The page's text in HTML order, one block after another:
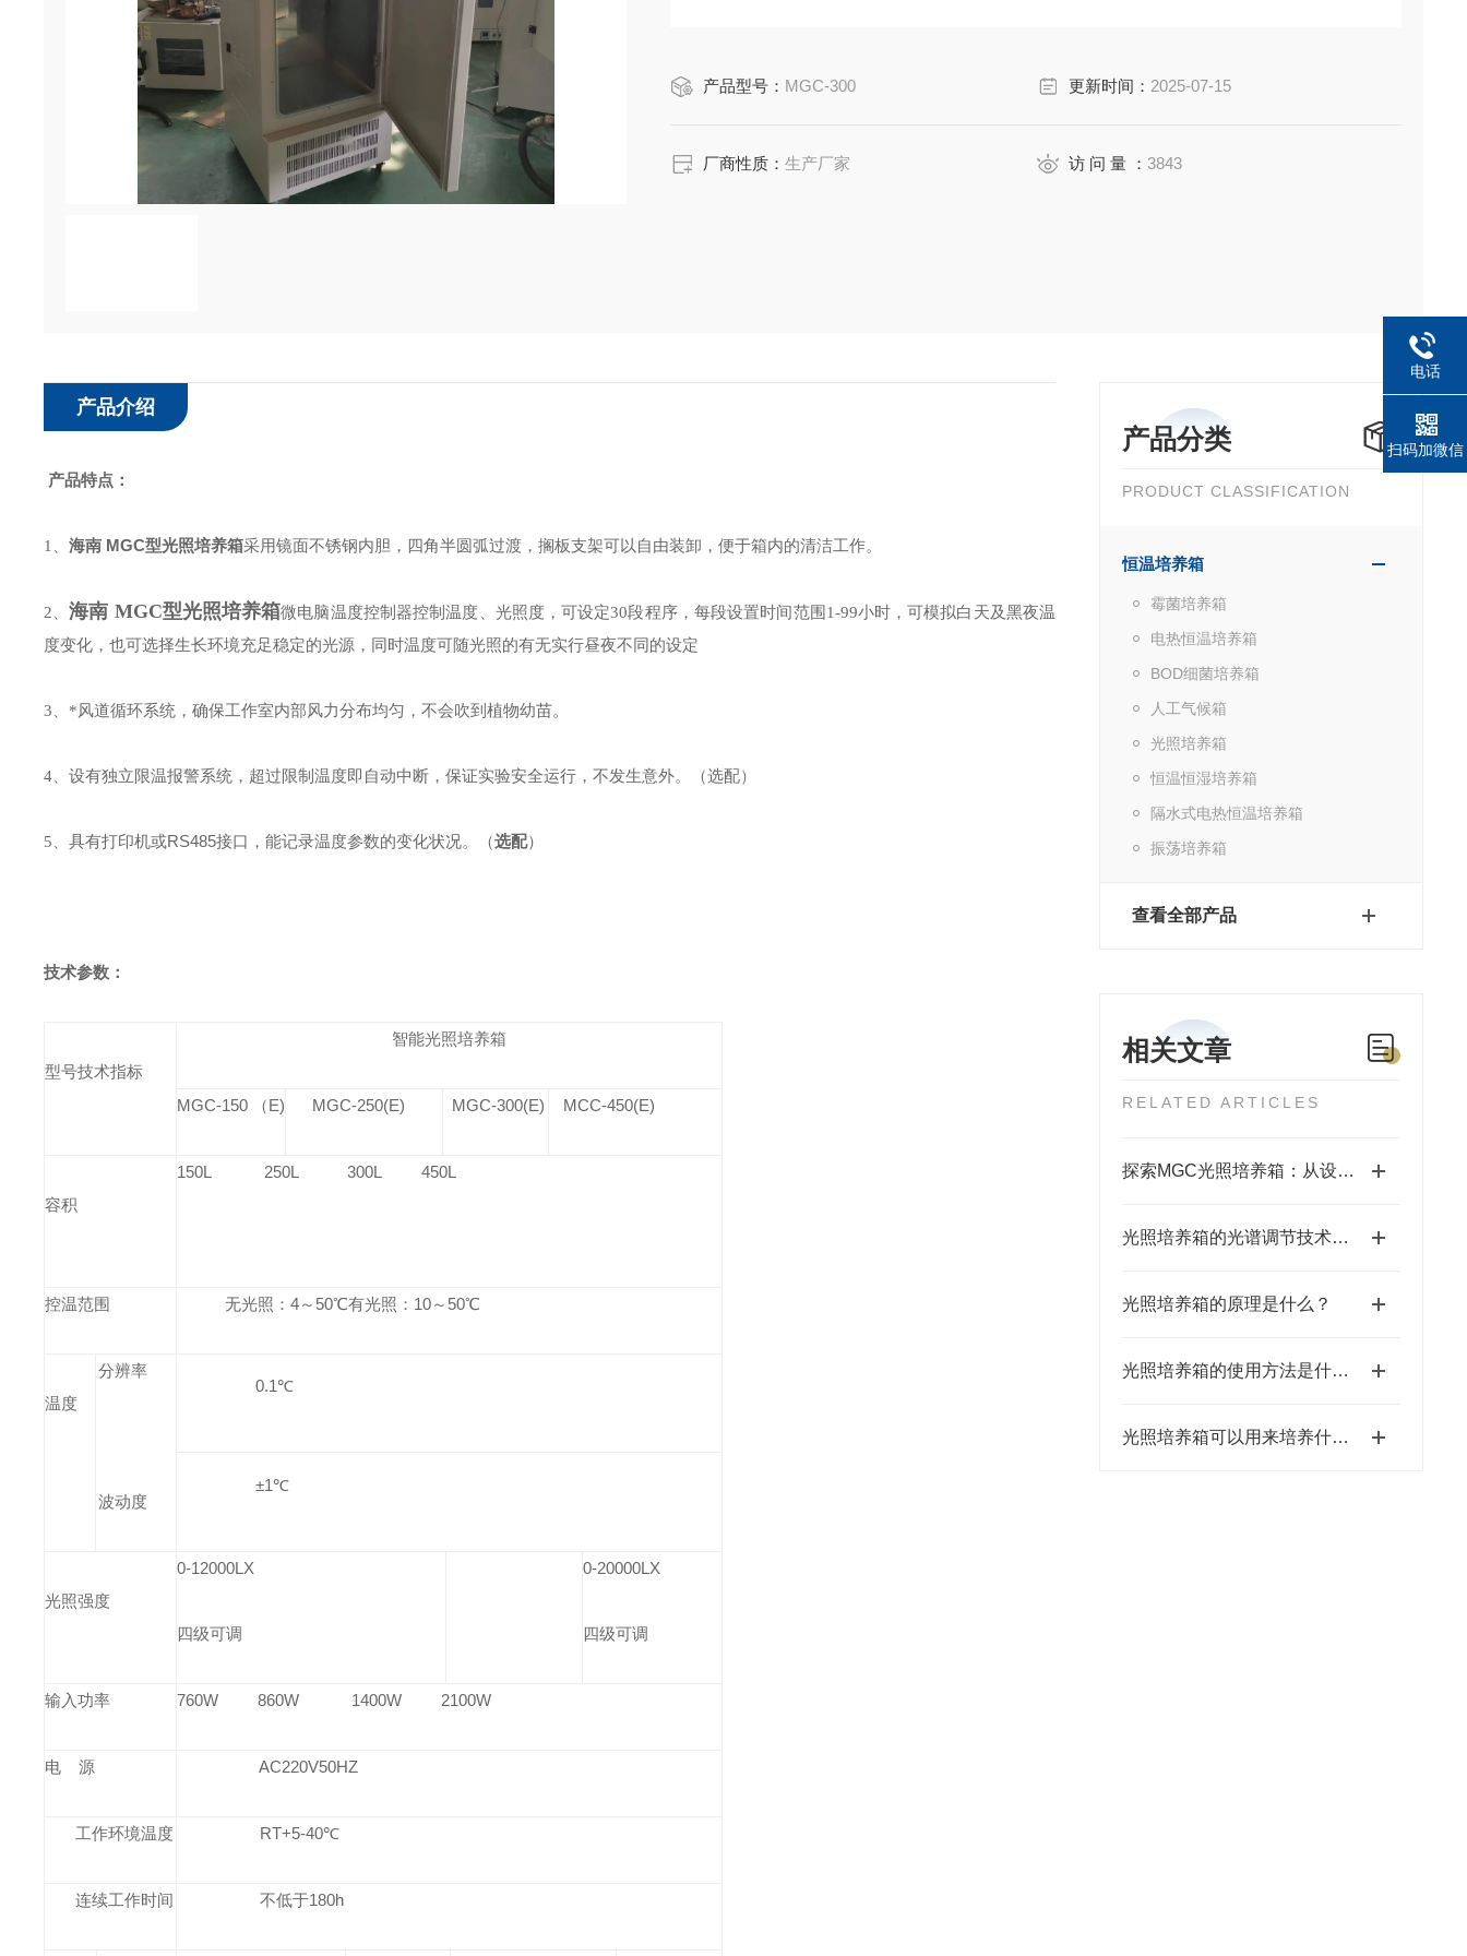
产品型号： MGC-300 更新时间： 2025-07-15
厂商性质：生产厂家 访 问 量 ：3843
产品分类
PRODUCT CLASSIFICATION
恒温培养箱
霉菌培养箱
电热恒温培养箱
BOD细菌培养箱
人工气候箱
光照培养箱
恒温恒湿培养箱
隔水式电热恒温培养箱
振荡培养箱
查看全部产品
相关文章
RELATED ARTICLES
探索MGC光照培养箱：从设计到应用的全面剖析
光照培养箱的光谱调节技术：实现精准光照管理
光照培养箱的原理是什么？
光照培养箱的使用方法是什么?
光照培养箱可以用来培养什么？
产品介绍
产品特点：
1 海南 MGC型光照培养箱采用镜面不锈钢内胆，四角半圆弧过渡 ，搁板支架可以自由装卸，便于箱内的清洁工作。
2、海南 MGC型光照培养箱微电脑温度控制器控制温度、光照度，可设定30段程序，每段设置时间范围 1-99小时，可模拟白天及黑夜温
度变化，也可选择生长环境充足稳定的光源，同时温度可随光照的有无实行昼夜不同的设定
3 、*风道循环系统，确保工作室内部风力分布均匀，不会吹到植物幼苗。
4 设有独立限温报警系统，超过限制温度即自动中断，保证实验安全运行，不发生意外。（选配）
5 具有打印机或RS485接口，能记录温度参数的变化状况。（选配）
技术参数：
型号技术指标
智能光照培养箱
MGC-150 （E) MGC-250(E) MGC-300(E) MCC-450(E)
容积
150L 250L 300L 450L
控温范围 无光照：4～50℃有光照：10～50℃
温度
分辨率
波动度
0.1℃
±1℃
光照强度
0-12000LX
四级可调
0-20000LX
四级可调
输入功率 760W 860W 1400W 2100W
电 源 AC220V50HZ
工作环境温度 RT+5-40℃
连续工作时间 不低于180h
电话
扫码加微信